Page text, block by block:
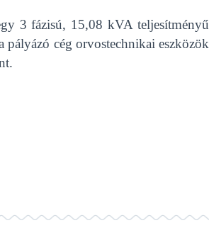
3 fázisú, 15,08 kVA teljesítményű
pályázó cég orvostechnikai eszközök